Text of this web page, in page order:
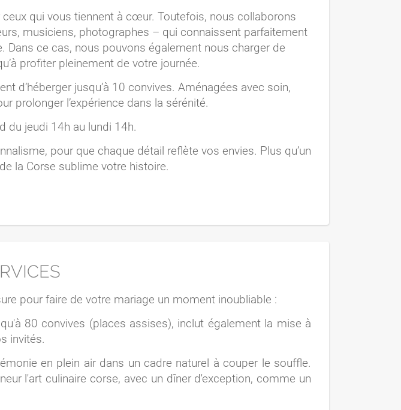
qui vous tiennent à cœur. Toutefois, nous collaborons
musiciens, photographes – qui connaissent parfaitement
Dans ce cas, nous pouvons également nous charger de
profiter pleinement de votre journée.
d’héberger jusqu’à 10 convives. Aménagées avec soin,
prolonger l’expérience dans la sérénité.
du jeudi 14h au lundi 14h.
pour que chaque détail reflète vos envies. Plus qu’un
la Corse sublime votre histoire.
pour faire de votre mariage un moment inoubliable :
80 convives (places assises), inclut également la mise à
invités.
en plein air dans un cadre naturel à couper le souffle.
l'art culinaire corse, avec un dîner d'exception, comme un